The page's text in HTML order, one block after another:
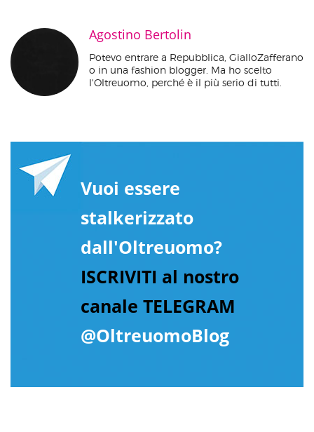
Agostino Bertolin
Potevo entrare a Repubblica, GialloZafferano
o in una fashion blogger. Ma ho scelto
l'Oltreuomo, perché è il più serio di tutti.
Vuoi essere
stalkerizzato
dall'Oltreuomo?
ISCRIVITI al nostro
canale TELEGRAM
@OltreuomoBlog